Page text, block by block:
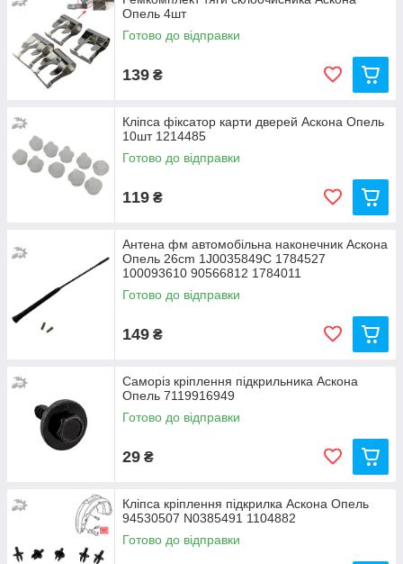
Опель 4шт
Готово до відправки
139 ₴
Кліпса фіксатор карти дверей Аскона Опель
10шт 1214485
Готово до відправки
119 ₴
Антена фм автомобільна наконечник Аскона
Опель 26cm 1J0035849C 1784527
100093610 90566812 1784011
Готово до відправки
149 ₴
Саморіз кріплення підкрильника Аскона
Опель 7119916949
Готово до відправки
29 ₴
Кліпса кріплення підкрилка Аскона Опель
94530507 N0385491 1104882
Готово до відправки